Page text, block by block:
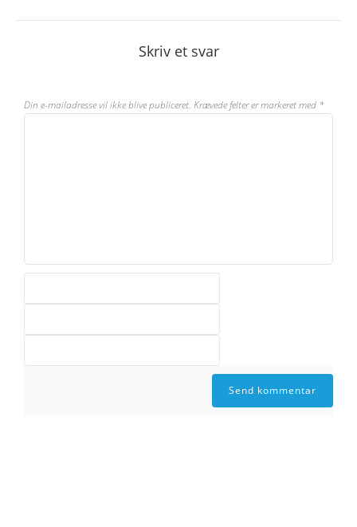
Skriv et svar
Din e-mailadresse vil ikke blive publiceret. Krævede felter er markeret med *